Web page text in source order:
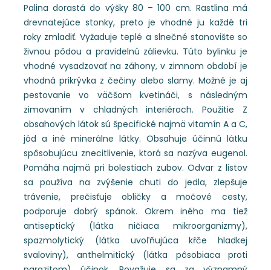
Palina dorastá do výšky 80 – 100 cm. Rastlina má
drevnatejúce stonky, preto je vhodné ju každé tri
roky zmladiť. Vyžaduje teplé a slnečné stanovište so
živnou pôdou a pravidelnú zálievku. Túto bylinku je
vhodné vysadzovať na záhony, v zimnom období je
vhodná prikrývka z čečiny alebo slamy. Možné je aj
pestovanie vo väčšom kvetináči, s následným
zimovaním v chladných interiéroch. Použitie Z
obsahových látok sú špecifické najmä vitamín A a C,
jód a iné minerálne látky. Obsahuje účinnú látku
spôsobujúcu znecitlivenie, ktorá sa nazýva eugenol.
Pomáha najmä pri bolestiach zubov. Odvar z listov
sa používa na zvýšenie chuti do jedla, zlepšuje
trávenie, prečisťuje obličky a močové cesty,
podporuje dobrý spánok. Okrem iného ma tiež
antiseptický (látka ničiaca mikroorganizmy),
spazmolytický (látka uvoľňujúca kŕče hladkej
svaloviny), anthelmitický (látka pôsobiaca proti